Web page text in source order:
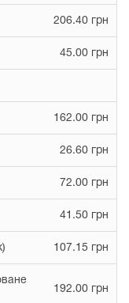
206.40 грн
45.00 грн
162.00 грн
26.60 грн
72.00 грн
41.50 грн
107.15 грн
192.00 грн